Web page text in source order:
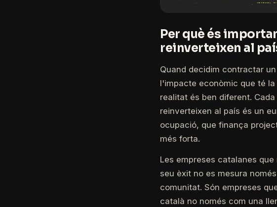
Per què és
reinverteixen al
Quand decidim contractar
l'impacte econòmic que té
realitat és ben diferent.
reinverteixen al país és un
ocupació, que finança
més forta.
Les empreses catalanes
seu èxit no es mesura
comunitat. Són empreses
català no només com una